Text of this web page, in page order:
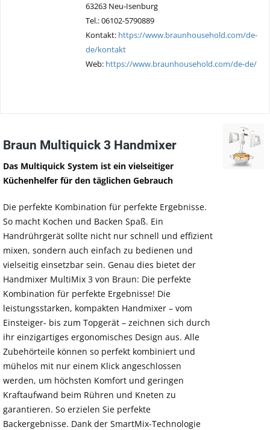
63263 Neu-Isenburg
Tel.: 06102-5790889
Kontakt: https://www.braunhousehold.com/de-
de/kontakt
Web: https://www.braunhousehold.com/de-de/
Braun Multiquick 3 Handmixer
Das Multiquick System ist ein vielseitiger
Küchenhelfer für den täglichen Gebrauch
Die perfekte Kombination für perfekte Ergebnisse.
So macht Kochen und Backen Spaß. Ein
Handrührgerät sollte nicht nur schnell und effizient
mixen, sondern auch einfach zu bedienen und
vielseitig einsetzbar sein. Genau dies bietet der
Handmixer MultiMix 3 von Braun: Die perfekte
Kombination für perfekte Ergebnisse! Die
leistungsstarken, kompakten Handmixer – vom
Einsteiger- bis zum Topgerät – zeichnen sich durch
ihr einzigartiges ergonomisches Design aus. Alle
Zubehörteile können so perfekt kombiniert und
mühelos mit nur einem Klick angeschlossen
werden, um höchsten Komfort und geringen
Kraftaufwand beim Rühren und Kneten zu
garantieren. So erzielen Sie perfekte
Backergebnisse. Dank der SmartMix-Technologie